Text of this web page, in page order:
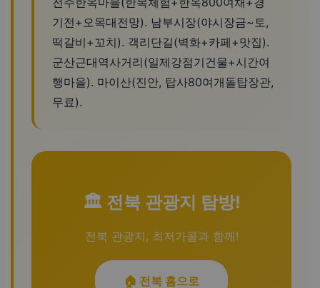
기전+오목대전망). 남부시장(야시장금~토,
떡갈비+꼬치). 객리단길(벽화+카페+맛집).
군산근대역사거리(일제강점기건물+시간여
행마을). 마이산(진안, 탑사80여개돌탑장관,
무료).
🏛️ 전북 관광지 탐방!
전북 관광지, 최저가콜과 함께!
🏠 전북 홈으로